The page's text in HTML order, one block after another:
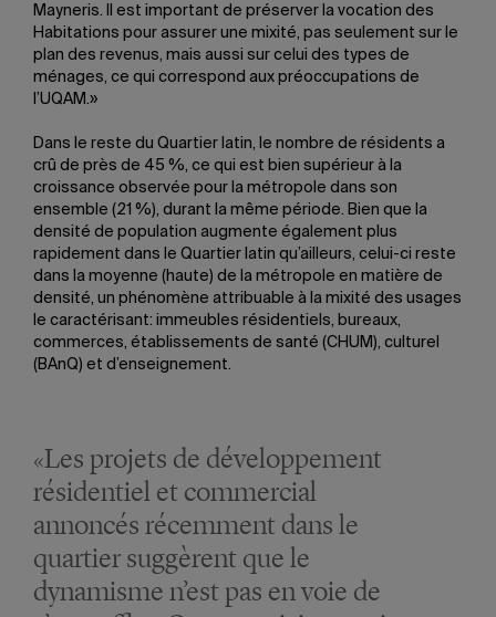
Mayneris. Il est important de préserver la vocation des
Habitations pour assurer une mixité, pas seulement sur le
plan des revenus, mais aussi sur celui des types de
ménages, ce qui correspond aux préoccupations de
l’UQAM.»
Dans le reste du Quartier latin, le nombre de résidents a
crû de près de 45 %, ce qui est bien supérieur à la
croissance observée pour la métropole dans son
ensemble (21 %), durant la même période. Bien que la
densité de population augmente également plus
rapidement dans le Quartier latin qu’ailleurs, celui-ci reste
dans la moyenne (haute) de la métropole en matière de
densité, un phénomène attribuable à la mixité des usages
le caractérisant: immeubles résidentiels, bureaux,
commerces, établissements de santé (CHUM), culturel
(BAnQ) et d’enseignement.
«Les projets de développement
résidentiel et commercial
annoncés récemment dans le
quartier suggèrent que le
dynamisme n’est pas en voie de